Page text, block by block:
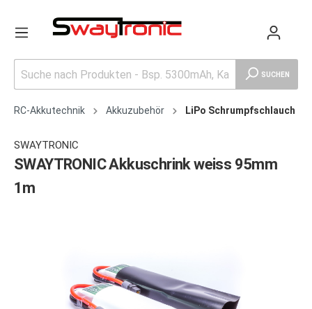
SUCHEN
RC-Akkutechnik Akkuzubehör LiPo Schrumpfschlauch
SWAYTRONIC
SWAYTRONIC Akkuschrink weiss 95mm
1m